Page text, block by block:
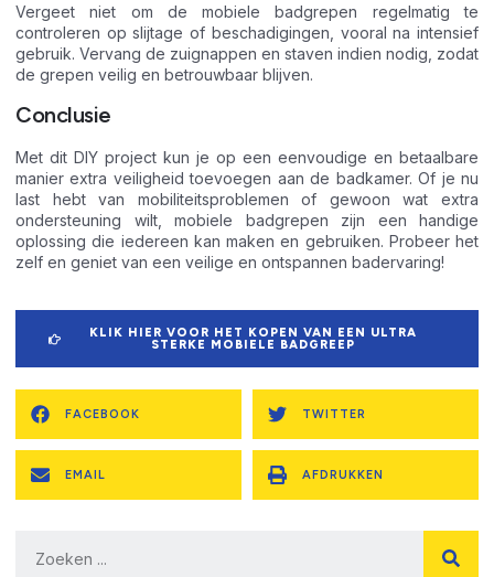
Vergeet niet om de mobiele badgrepen regelmatig te
controleren op slijtage of beschadigingen, vooral na intensief
gebruik. Vervang de zuignappen en staven indien nodig, zodat
de grepen veilig en betrouwbaar blijven.
Conclusie
Met dit DIY project kun je op een eenvoudige en betaalbare
manier extra veiligheid toevoegen aan de badkamer. Of je nu
last hebt van mobiliteitsproblemen of gewoon wat extra
ondersteuning wilt, mobiele badgrepen zijn een handige
oplossing die iedereen kan maken en gebruiken. Probeer het
zelf en geniet van een veilige en ontspannen badervaring!
KLIK HIER VOOR HET KOPEN VAN EEN ULTRA
STERKE MOBIELE BADGREEP
FACEBOOK TWITTER
EMAIL AFDRUKKEN